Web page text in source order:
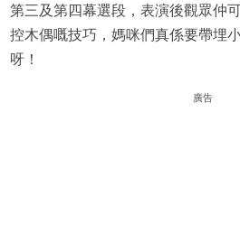
第三及第四幕選段，表演後觀眾仲
控木偶嘅技巧，媽咪們真係要帶埋
呀！
廣告